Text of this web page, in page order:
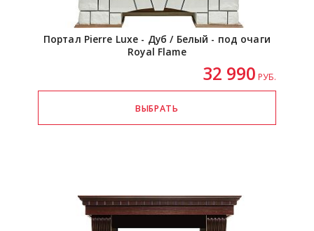
Портал Pierre Luxe - Дуб / Белый - под очаги
Royal Flame
32 990 РУБ.